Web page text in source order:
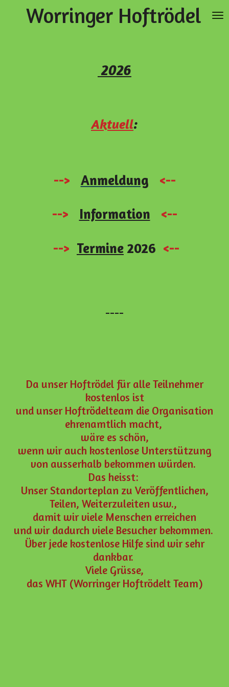
Hauptinhalt
Worringer Hoftrödel
2026
Aktuell:
--> Anmeldung <--
--> Information <--
--> Termine 2026 <--
----
Da unser Hoftrödel für alle Teilnehmer
kostenlos ist
und unser Hoftrödelteam die Organisation
ehrenamtlich macht,
wäre es schön,
wenn wir auch kostenlose Unterstützung
von ausserhalb bekommen würden.
Das heisst:
Unser Standorteplan zu Veröffentlichen,
Teilen, Weiterzuleiten usw.,
damit wir viele Menschen erreichen
und wir dadurch viele Besucher bekommen.
Über jede kostenlose Hilfe sind wir sehr
dankbar.
Viele Grüsse,
das WHT (Worringer Hoftrödelt Team)